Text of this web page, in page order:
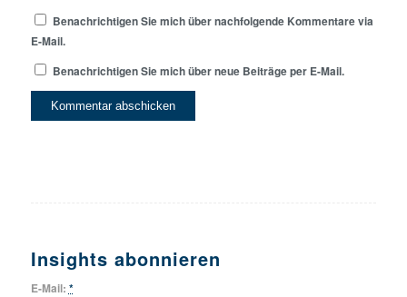
Benachrichtigen Sie mich über nachfolgende Kommentare via
E-Mail.
Benachrichtigen Sie mich über neue Beiträge per E-Mail.
Insights abonnieren
E-Mail: *